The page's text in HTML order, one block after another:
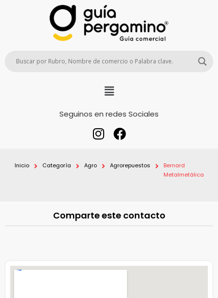
Seguinos en redes Sociales
Inicio Categoría Agro Agrorepuestos
Bernard
Metalmetálica
Comparte este contacto